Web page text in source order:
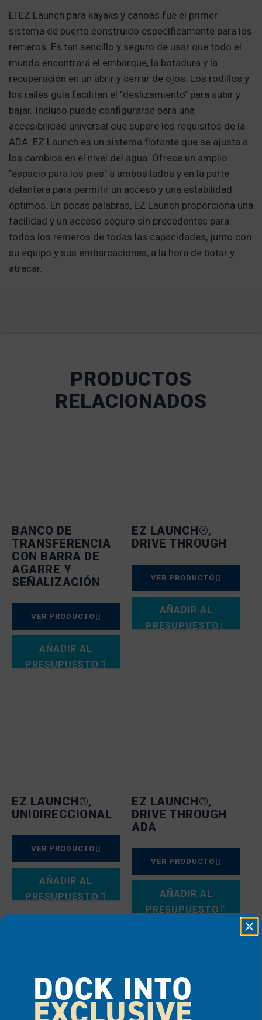
El EZ Launch para kayaks y canoas fue el primer
sistema de puerto construido específicamente para los
remeros. Es tan sencillo y seguro de usar que todo el
mundo encontrará el embarque, la botadura y la
recuperación en un abrir y cerrar de ojos. Los rodillos y
los raíles guía facilitan el "deslizamiento" para subir y
bajar. Incluso puede configurarse para una
accesibilidad universal que supere los requisitos de la
ADA. EZ Launch es un sistema flotante que se ajusta a
los cambios en el nivel del agua. Ofrece un amplio
"espacio para los pies" a ambos lados y en la parte
delantera para permitir un acceso y una estabilidad
óptimos. En pocas palabras, EZ Launch proporciona una
facilidad y un acceso seguro sin precedentes para
todos los remeros de todas las capacidades, junto con
su equipo y sus embarcaciones, a la hora de botar y
atracar.
PRODUCTOS
RELACIONADOS
BANCO DE
TRANSFERENCIA
CON BARRA DE
AGARRE Y
SEÑALIZACIÓN
VER PRODUCTO
AÑADIR AL
PRESUPUESTO
EZ LAUNCH®,
DRIVE THROUGH
VER PRODUCTO
AÑADIR AL
PRESUPUESTO
EZ LAUNCH®,
UNIDIRECCIONAL
VER PRODUCTO
AÑADIR AL
PRESUPUESTO
EZ LAUNCH®,
DRIVE THROUGH
ADA
VER PRODUCTO
AÑADIR AL
PRESUPUESTO
DOCK INTO